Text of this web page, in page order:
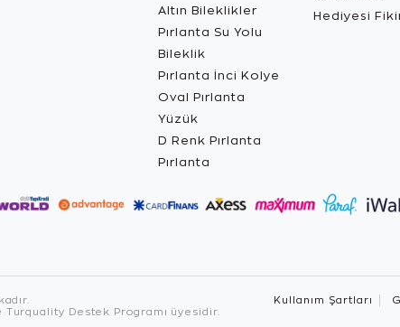
Altın Bileklikler
Pırlanta Su Yolu
Bileklik
Pırlanta İnci Kolye
Oval Pırlanta
Yüzük
D Renk Pırlanta
Pırlanta
Hediyesi
Destek Programı üyesidir.
Kullanım Şartları